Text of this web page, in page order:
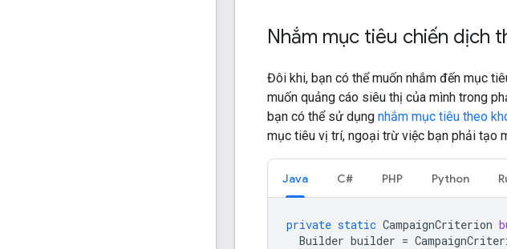
Nhắm mục tiêu chiến dịch
Đôi khi, bạn có thể muốn nhắm đến mục
muốn quảng cáo siêu thị của mình trong
bạn có thể sử dụng nhắm mục tiêu theo
mục tiêu vị trí, ngoại trừ việc bạn phải tạo
Java C# PHP Python
private static CampaignCriterion
Builder builder =